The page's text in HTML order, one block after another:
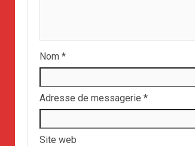
Nom *
Adresse de messagerie *
Site web